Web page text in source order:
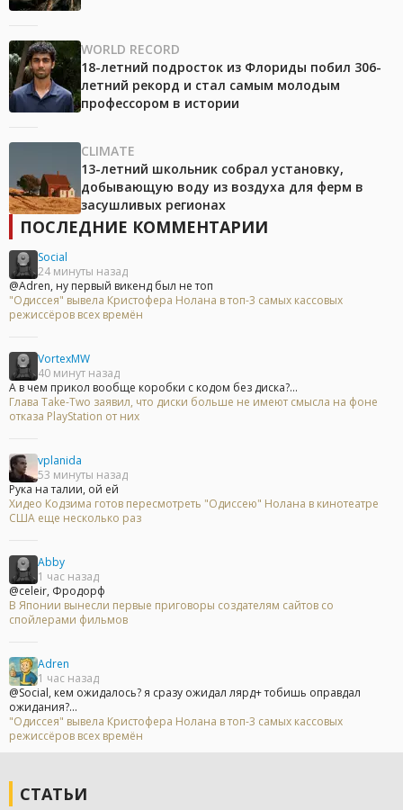
WORLD RECORD
18-летний подросток из Флориды побил 306-
летний рекорд и стал самым молодым
профессором в истории
CLIMATE
13-летний школьник собрал установку,
добывающую воду из воздуха для ферм в
засушливых регионах
ПОСЛЕДНИЕ КОММЕНТАРИИ
Social
24 минуты назад
@Adren, ну первый викенд был не топ
"Одиссея" вывела Кристофера Нолана в топ-3 самых кассовых
режиссёров всех времён
VortexMW
40 минут назад
А в чем прикол вообще коробки с кодом без диска?...
Глава Take-Two заявил, что диски больше не имеют смысла на фоне
отказа PlayStation от них
vplanida
53 минуты назад
Рука на талии, ой ей
Хидео Кодзима готов пересмотреть "Одиссею" Нолана в кинотеатре
США еще несколько раз
Abby
1 час назад
@celeir, Фродорф
В Японии вынесли первые приговоры создателям сайтов со
спойлерами фильмов
Adren
1 час назад
@Social, кем ожидалось? я сразу ожидал лярд+ тобишь оправдал
ожидания?...
"Одиссея" вывела Кристофера Нолана в топ-3 самых кассовых
режиссёров всех времён
СТАТЬИ